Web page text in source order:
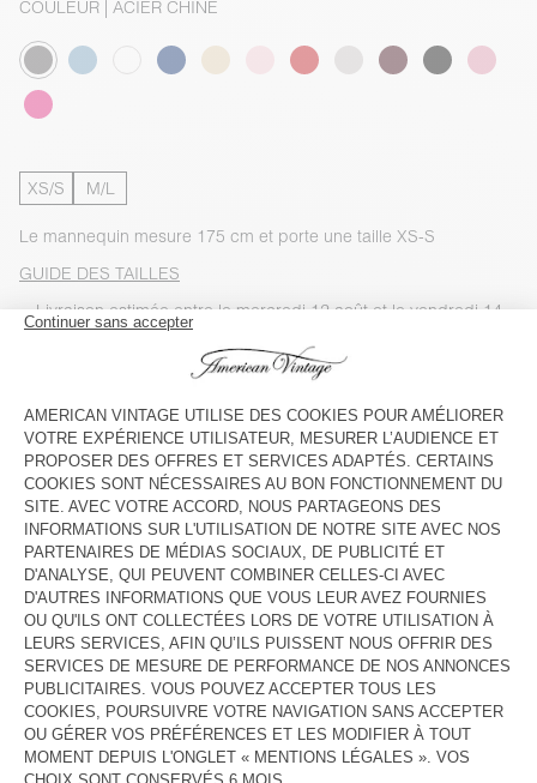
COULEUR | ACIER CHINE
XS/S M/L
Le mannequin mesure 175 cm et porte une taille XS-S
GUIDE DES TAILLES
Livraison estimée entre le mercredi 12 août et le vendredi 14
AJOUTER AU PANIER
VOIR LA DISPONIBILITE EN MAGASIN
VOIR LE LOOK
DESCRIPTION
TAILLE ET COUPE
COMPOSITION